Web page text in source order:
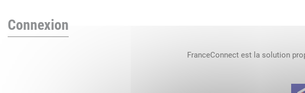
Connexion
FranceConnect est la solution